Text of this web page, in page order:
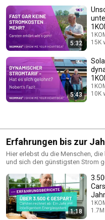
5:32
15K
5:43
10K
Erfahrungen bis zur
Alltagsstories
Hier erlebst du die Menschen,
und sich den günstigsten Strom
verschieden wie unsere
Energiesysteme.
1:18